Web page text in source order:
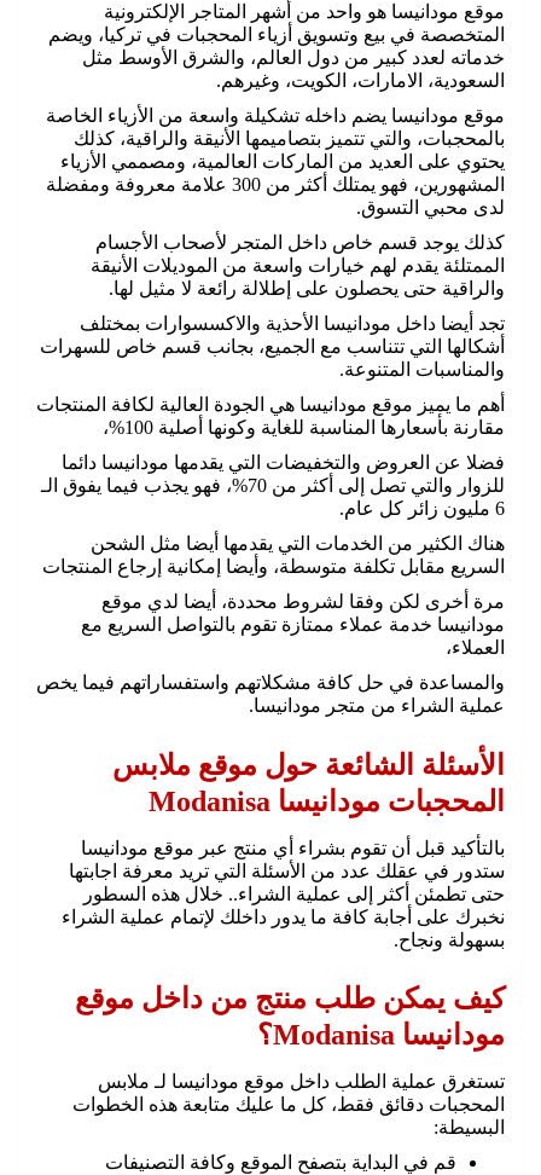
موقع مودانيسا هو واحد من أشهر المتاجر الإلكترونية
المتخصصة في بيع وتسويق أزياء المحجبات في تركيا، ويضم
خدماته لعدد كبير من دول العالم، والشرق الأوسط مثل
السعودية، الامارات، الكويت، وغيرهم.
موقع مودانيسا يضم داخله تشكيلة واسعة من الأزياء الخاصة
بالمحجبات، والتي تتميز بتصاميمها الأنيقة والراقية، كذلك
يحتوي على العديد من الماركات العالمية، ومصممي الأزياء
المشهورين، فهو يمتلك أكثر من 300 علامة معروفة ومفضلة
لدى محبي التسوق.
كذلك يوجد قسم خاص داخل المتجر لأصحاب الأجسام
الممتلئة يقدم لهم خيارات واسعة من الموديلات الأنيقة
والراقية حتى يحصلون على إطلالة رائعة لا مثيل لها.
تجد أيضا داخل مودانيسا الأحذية والاكسسوارات بمختلف
أشكالها التي تتناسب مع الجميع، بجانب قسم خاص للسهرات
والمناسبات المتنوعة.
أهم ما يميز موقع مودانيسا هي الجودة العالية لكافة المنتجات
مقارنة بأسعارها المناسبة للغاية وكونها أصلية 100%،
فضلا عن العروض والتخفيضات التي يقدمها مودانيسا دائما
للزوار والتي تصل إلى أكثر من 70%، فهو يجذب فيما يفوق الـ
6 مليون زائر كل عام.
هناك الكثير من الخدمات التي يقدمها أيضا مثل الشحن
السريع مقابل تكلفة متوسطة، وأيضا إمكانية إرجاع المنتجات
مرة أخرى لكن وفقا لشروط محددة، أيضا لدي موقع
مودانيسا خدمة عملاء ممتازة تقوم بالتواصل السريع مع
العملاء،
والمساعدة في حل كافة مشكلاتهم واستفساراتهم فيما يخص
عملية الشراء من متجر مودانيسا.
الأسئلة الشائعة حول موقع ملابس
المحجبات مودانيسا Modanisa
بالتأكيد قبل أن تقوم بشراء أي منتج عبر موقع مودانيسا
ستدور في عقلك عدد من الأسئلة التي تريد معرفة اجابتها
حتى تطمئن أكثر إلى عملية الشراء.. خلال هذه السطور
نخبرك على أجابة كافة ما يدور داخلك لإتمام عملية الشراء
بسهولة ونجاح.
كيف يمكن طلب منتج من داخل موقع
مودانيسا Modanisa؟
تستغرق عملية الطلب داخل موقع مودانيسا لـ ملابس
المحجبات دقائق فقط، كل ما عليك متابعة هذه الخطوات
البسيطة:
قم في البداية بتصفح الموقع وكافة التصنيفات